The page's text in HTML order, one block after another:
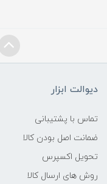
دیوالت ابزار
تماس با پشتیبانی
ضمانت اصل بودن کالا
تحویل اکسپرس
روش های ارسال کالا